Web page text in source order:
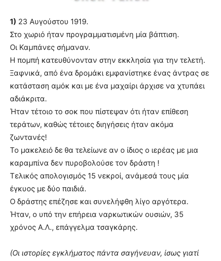
meaning
of
pain.
pornhun
porn
1) 23 Αυγούστου 1919.
Στο χωριό ήταν προγραμματισμένη μία βάπτιση.
Οι Καμπάνες σήμαναν.
Η πομπή κατευθύνονταν στην εκκλησία για την τελετή.
Ξαφνικά, από ένα δρομάκι εμφανίστηκε ένας άντρας σε
κατάσταση αμόκ και με ένα μαχαίρι άρχισε να χτυπάει
αδιάκριτα.
Ήταν τέτοιο το σοκ που πίστεψαν ότι ήταν επίθεση
τεράτων, καθώς τέτοιες διηγήσεις ήταν ακόμα
ζωντανές!
Το μακελειό δε θα τελείωνε αν ο ίδιος ο ιερέας με μια
καραμπίνα δεν πυροβολούσε τον δράστη !
Τελικός απολογισμός 15 νεκροί, ανάμεσά τους μία
έγκυος με δύο παιδιά.
Ο δράστης επέζησε και συνελήφθη λίγο αργότερα.
Ήταν, ο υπό την επήρεια ναρκωτικών ουσιών, 35
χρόνος Α.Λ., επάγγελμα τσαγκάρης.
(Οι ιστορίες εγκλήματος πάντα σαγήνευαν, ίσως γιατί